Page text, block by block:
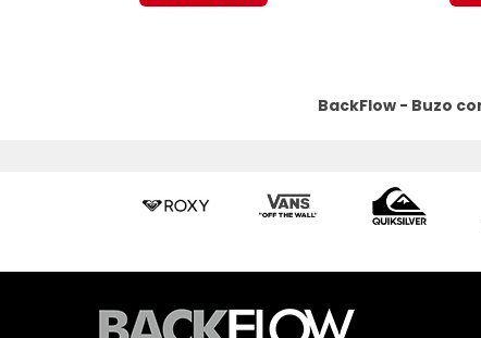
BackFlow - Buzo